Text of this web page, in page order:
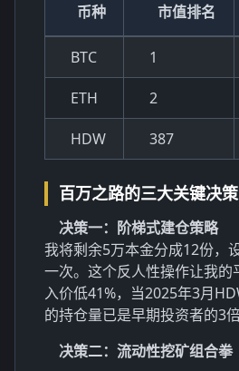
币种 市值排名
BTC 1
ETH 2
HDW 387
百万之路的三大关键决策
决策一：阶梯式建仓策略
我将剩余5万本金分成12份，
一次。这个反人性操作让我的
入价低41%，当2025年3月
的持仓量已是早期投资者的3倍
决策二：流动性挖矿组合拳